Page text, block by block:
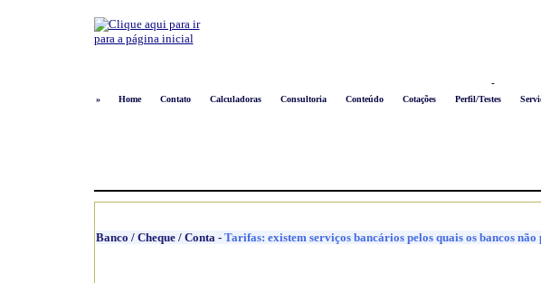
-
»
Home Contato Calculadoras Consultoria Conteúdo Cotações Perfil/Testes
Banco / Cheque / Conta- Tarifas: existem serviços bancários pelos quais os bancos